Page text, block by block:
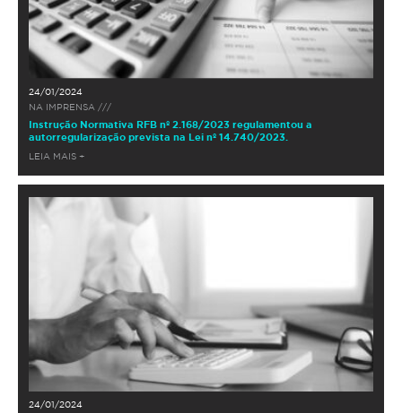
24/01/2024
NA IMPRENSA ///
Instrução Normativa RFB nº 2.168/2023 regulamentou a
autorregularização prevista na Lei nº 14.740/2023.
LEIA MAIS +
24/01/2024